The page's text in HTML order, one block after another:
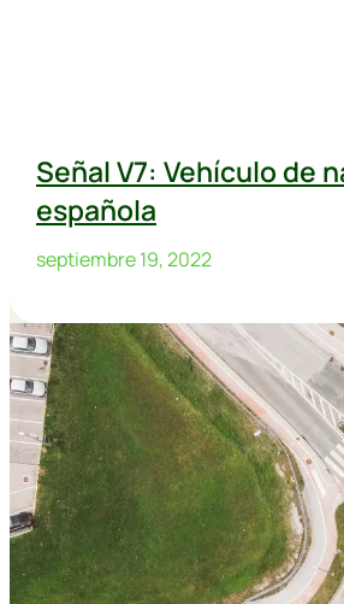
Señal V7: Vehículo de
española
septiembre 19, 2022